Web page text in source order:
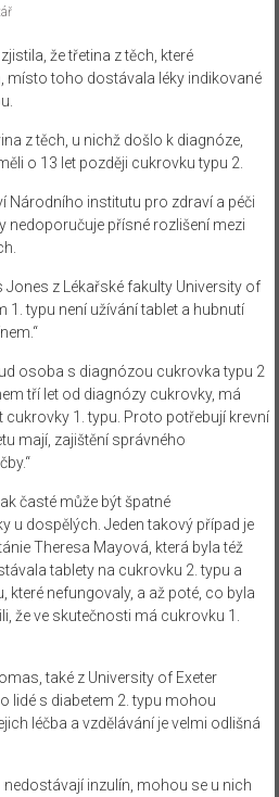
že třetina z těch, které
místo toho dostávala léky indikované
z těch, u nichž došlo k diagnóze,
o 13 let později cukrovku typu 2.
Národního institutu pro zdraví a péči
nedoporučuje přísné rozlišení mezi
z Lékařské fakulty University of
1. typu není užívání tablet a hubnutí
osoba s diagnózou cukrovka typu 2
tří let od diagnózy cukrovky, má
1. typu. Proto potřebují krevní
mají, zajištění správného
časté může být špatné
u dospělých. Jeden takový případ je
Theresa Mayová, která byla též
tablety na cukrovku 2. typu a
které nefungovaly, a až poté, co byla
že ve skutečnosti má cukrovku 1.
také z University of Exeter
lidé s diabetem 2. typu mohou
léčba a vzdělávání je velmi odlišná
nedostávají inzulín, mohou se u nich